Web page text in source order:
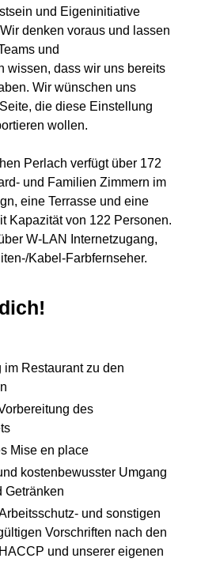
und Eigeninitiative
denken voraus und lassen
und
wissen, dass wir uns bereits
Wir wünschen uns
die diese Einstellung
wollen.
Perlach verfügt über 172
und Familien Zimmern im
eine Terrasse und eine
Kapazität von 122 Personen.
W-LAN Internetzugang,
Kabel-Farbfernseher.
im Restaurant zu den
des
Mise en place
kostenbewusster Umgang
Getränken
und sonstigen
Vorschriften nach den
und unserer eigenen